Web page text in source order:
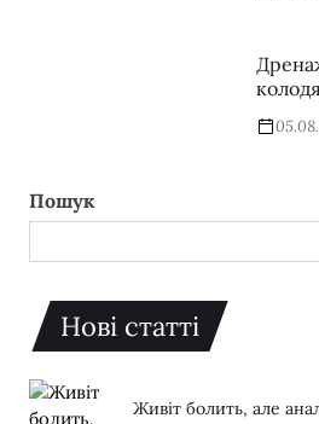
Пошук
Нові статті
Живіт болить, але